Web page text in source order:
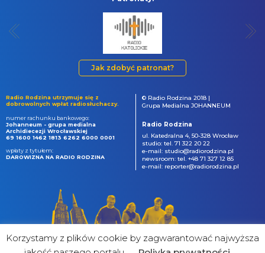
Jak zdobyć patronat?
Radio Rodzina utrzymuje się z
dobrowolnych wpłat radiosłuchaczy.
numer rachunku bankowego:
Johanneum - grupa medialna
Archidiecezji Wrocławskiej
69 1600 1462 1813 6262 6000 0001
wpłaty z tytułem:
DAROWIZNA NA RADIO RODZINA
© Radio Rodzina 2018 |
Grupa Medialna JOHANNEUM
Radio Rodzina
ul. Katedralna 4, 50-328 Wrocław
studio: tel. 71 322 20 22
e-mail: studio@radiorodzina.pl
newsroom: tel. +48 71 327 12 85
e-mail: reporter@radiorodzina.pl
Korzystamy z plików cookie by zagwarantować najwyższa